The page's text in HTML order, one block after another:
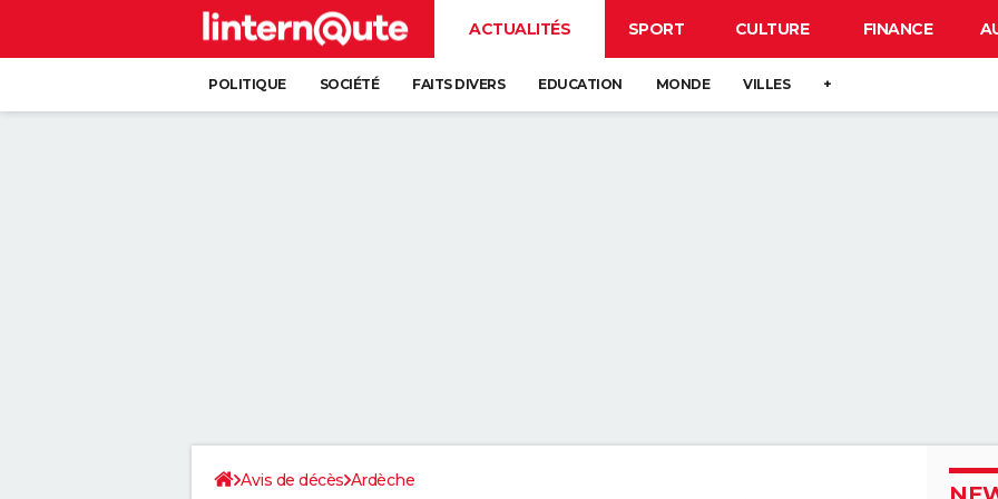
ACTUALITÉS SPORT CULTURE FINANCE
POLITIQUE SOCIÉTÉ FAITS DIVERS EDUCATION MONDE VILLES +
Avis de décès Ardèche